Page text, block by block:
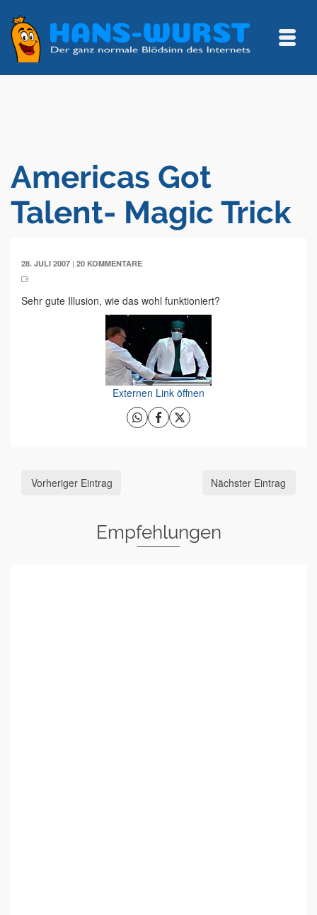
Americas Got
Talent- Magic Trick
28. JULI 2007 | 20 KOMMENTARE
Sehr gute Illusion, wie das wohl funktioniert?
Externen Link öffnen
Vorheriger Eintrag Nächster Eintrag
Empfehlungen